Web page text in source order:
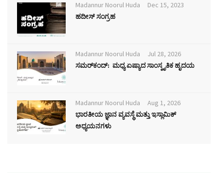
Madannur Noorul Huda
Dec 15, 2023
ಹದೀಸ್ ಸಂಗ್ರಹ
Madannur Noorul Huda
Jul 28, 2026
ಸಮರ್‌ಕಂದ್: ಮಧ್ಯ ಏಷ್ಯಾದ ಸಾಂಸ್ಕೃತಿಕ ಹೃದಯ
Madannur Noorul Huda
Aug 1, 2026
ಭಾರತೀಯ ಜ್ಞಾನ ವ್ಯವಸ್ಥೆ ಮತ್ತು ಇಸ್ಲಾಮಿಕ್
ಅಧ್ಯಯನಗಳು